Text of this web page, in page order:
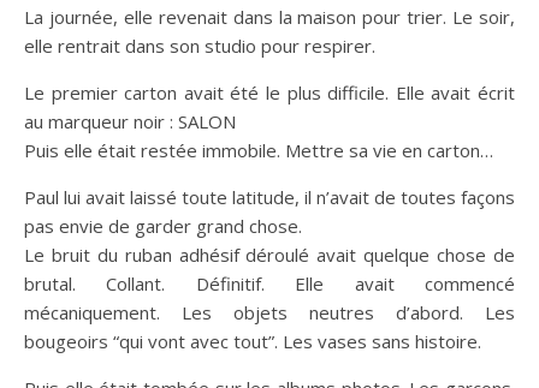
La journée, elle revenait dans la maison pour trier. Le soir,
elle rentrait dans son studio pour respirer.
Le premier carton avait été le plus difficile. Elle avait écrit
au marqueur noir : SALON
Puis elle était restée immobile. Mettre sa vie en carton…
Paul lui avait laissé toute latitude, il n’avait de toutes façons
pas envie de garder grand chose.
Le bruit du ruban adhésif déroulé avait quelque chose de
brutal. Collant. Définitif. Elle avait commencé
mécaniquement. Les objets neutres d’abord. Les
bougeoirs “qui vont avec tout”. Les vases sans histoire.